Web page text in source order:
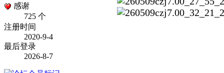
感谢
725 个
注册时间
2020-9-4
最后登录
2026-8-7